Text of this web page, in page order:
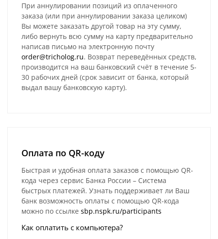
При аннулировании позиций из оплаченного
заказа (или при аннулировании заказа целиком)
Вы можете заказать другой товар на эту сумму,
либо вернуть всю сумму на карту предварительно
написав письмо на электронную почту
order@tricholog.ru. Возврат переведённых средств,
производится на ваш банковский счёт в течение 5-
30 рабочих дней (срок зависит от банка, который
выдал вашу банковскую карту).
Оплата по QR-коду
Быстрая и удобная оплата заказов с помощью QR-
кода через сервис Банка России – Система
быстрых платежей. Узнать поддерживает ли Ваш
банк возможность оплаты с помощью QR-кода
можно по ссылке sbp.nspk.ru/participants
Как оплатить с компьютера?